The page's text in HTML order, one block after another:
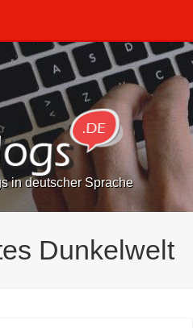
in deutscher Sprache
Dunkelwelt